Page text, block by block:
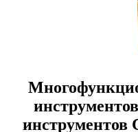
инструментов